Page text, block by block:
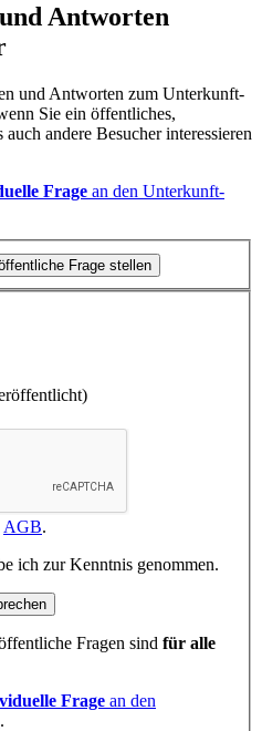
Antworten
und Antworten zum Unterkunft-
Sie ein öffentliches,
andere Besucher interessieren
Frage an den Unterkunft-
Frage stellen
AGB.
ich zur Kenntnis genommen.
Fragen sind für alle
Frage an den
.